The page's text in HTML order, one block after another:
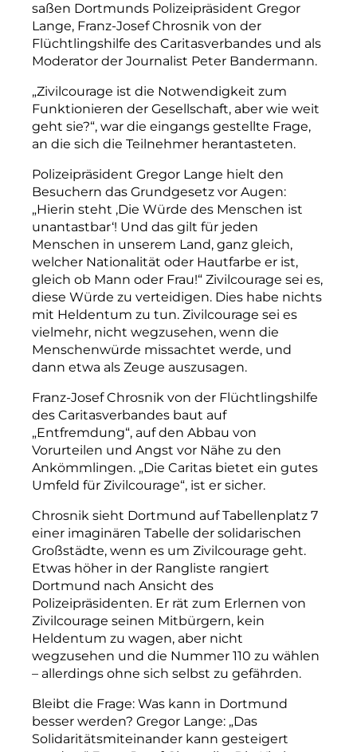
saßen Dortmunds Polizeipräsident Gregor
Lange, Franz-Josef Chrosnik von der
Flüchtlingshilfe des Caritasverbandes und als
Moderator der Journalist Peter Bandermann.
„Zivilcourage ist die Notwendigkeit zum
Funktionieren der Gesellschaft, aber wie weit
geht sie?“, war die eingangs gestellte Frage,
an die sich die Teilnehmer herantasteten.
Polizeipräsident Gregor Lange hielt den
Besuchern das Grundgesetz vor Augen:
„Hierin steht ,Die Würde des Menschen ist
unantastbar‘! Und das gilt für jeden
Menschen in unserem Land, ganz gleich,
welcher Nationalität oder Hautfarbe er ist,
gleich ob Mann oder Frau!“ Zivilcourage sei es,
diese Würde zu verteidigen. Dies habe nichts
mit Heldentum zu tun. Zivilcourage sei es
vielmehr, nicht wegzusehen, wenn die
Menschenwürde missachtet werde, und
dann etwa als Zeuge auszusagen.
Franz-Josef Chrosnik von der Flüchtlingshilfe
des Caritasverbandes baut auf
„Entfremdung“, auf den Abbau von
Vorurteilen und Angst vor Nähe zu den
Ankömmlingen. „Die Caritas bietet ein gutes
Umfeld für Zivilcourage“, ist er sicher.
Chrosnik sieht Dortmund auf Tabellenplatz 7
einer imaginären Tabelle der solidarischen
Großstädte, wenn es um Zivilcourage geht.
Etwas höher in der Rangliste rangiert
Dortmund nach Ansicht des
Polizeipräsidenten. Er rät zum Erlernen von
Zivilcourage seinen Mitbürgern, kein
Heldentum zu wagen, aber nicht
wegzusehen und die Nummer 110 zu wählen
– allerdings ohne sich selbst zu gefährden.
Bleibt die Frage: Was kann in Dortmund
besser werden? Gregor Lange: „Das
Solidaritätsmiteinander kann gesteigert